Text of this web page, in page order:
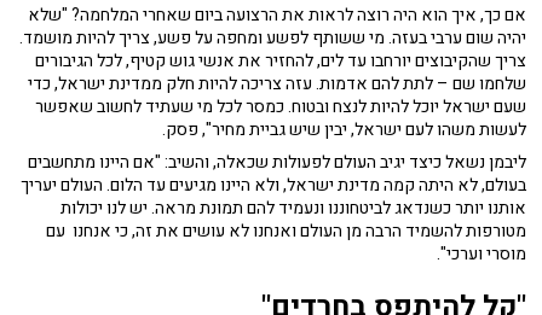
אם כך, איך הוא היה רוצה לראות את הרצועה ביום שאחרי המלחמה? "שלא
יהיה שום ערבי בעזה. מי ששותף לפשע ומחפה על פשע, צריך להיות מושמד.
צריך שהקיבוצים יורחבו עד לים, להחזיר את אנשי גוש קטיף, לכל הגיבורים
שלחמו שם – לתת להם אדמות. עזה צריכה להיות חלק ממדינת ישראל, כדי
שעם ישראל יוכל להיות לנצח ובטוח. כמסר לכל מי שעתיד לחשוב שאפשר
לעשות משהו לעם ישראל, יבין שיש גביית מחיר", פסק.
ליבמן נשאל כיצד יגיב העולם לפעולות שכאלה, והשיב: "אם היינו מתחשבים
בעולם, לא היתה קמה מדינת ישראל, ולא היינו מגיעים עד הלום. העולם יעריך
אותנו יותר כשנדאג לביטחוננו ונעמיד להם תמונת מראה. יש לנו יכולות
מטורפות להשמיד הרבה מן העולם ואנחנו לא עושים את זה, כי אנחנו עם
מוסרי וערכי".